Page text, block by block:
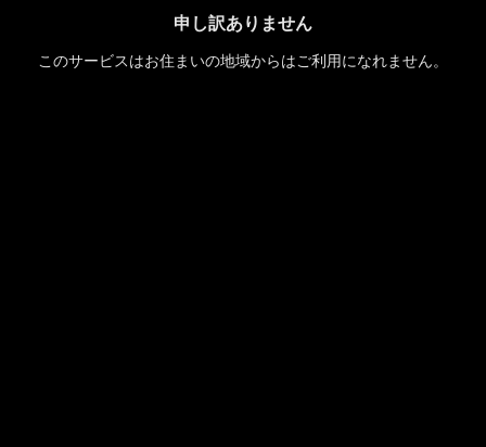
申し訳ありません
このサービスはお住まいの地域からはご利用になれません。